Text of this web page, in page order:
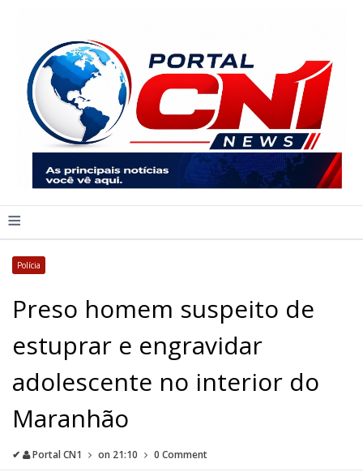
≡
Polícia
Preso homem suspeito de
estuprar e engravidar
adolescente no interior do
Maranhão
✔ Portal CN1 on 21:10 0 Comment